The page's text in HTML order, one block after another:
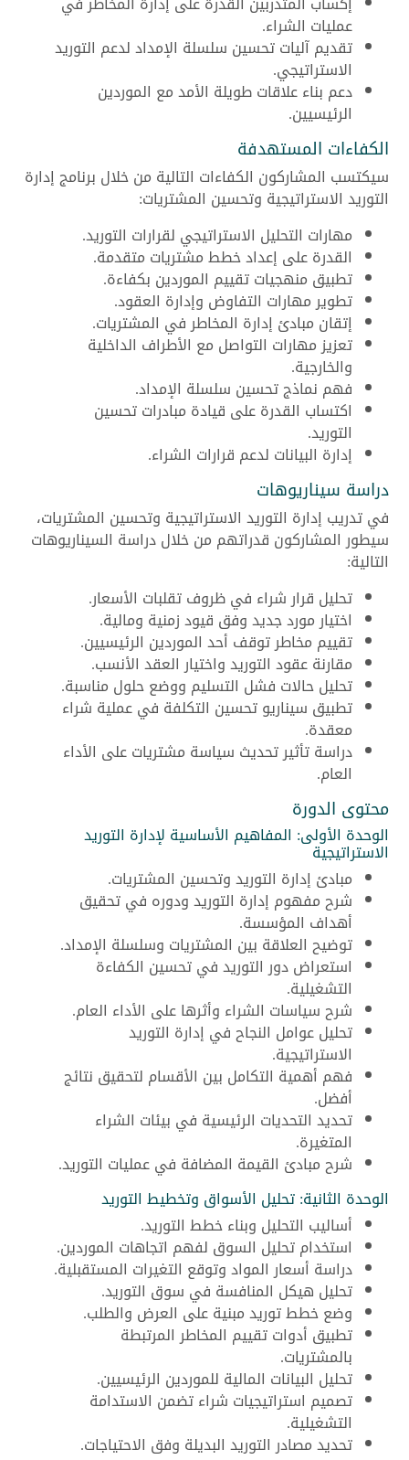
عمليات الشراء.
تقديم آليات تحسين سلسلة الإمداد لدعم التوريد
الاستراتيجي.
دعم بناء علاقات طويلة الأمد مع الموردين
الرئيسيين.
الكفاءات المستهدفة
سيكتسب المشاركون الكفاءات التالية من خلال برنامج إدارة
التوريد الاستراتيجية وتحسين المشتريات:
مهارات التحليل الاستراتيجي لقرارات التوريد.
القدرة على إعداد خطط مشتريات متقدمة.
تطبيق منهجيات تقييم الموردين بكفاءة.
تطوير مهارات التفاوض وإدارة العقود.
إتقان مبادئ إدارة المخاطر في المشتريات.
تعزيز مهارات التواصل مع الأطراف الداخلية
والخارجية.
فهم نماذج تحسين سلسلة الإمداد.
اكتساب القدرة على قيادة مبادرات تحسين
التوريد.
إدارة البيانات لدعم قرارات الشراء.
دراسة سيناريوهات
في تدريب إدارة التوريد الاستراتيجية وتحسين المشتريات،
سيطور المشاركون قدراتهم من خلال دراسة السيناريوهات
التالية:
تحليل قرار شراء في ظروف تقلبات الأسعار.
اختيار مورد جديد وفق قيود زمنية ومالية.
تقييم مخاطر توقف أحد الموردين الرئيسيين.
مقارنة عقود التوريد واختيار العقد الأنسب.
تحليل حالات فشل التسليم ووضع حلول مناسبة.
تطبيق سيناريو تحسين التكلفة في عملية شراء
معقدة.
دراسة تأثير تحديث سياسة مشتريات على الأداء
العام.
محتوى الدورة
الوحدة الأولى: المفاهيم الأساسية لإدارة التوريد
الاستراتيجية
مبادئ إدارة التوريد وتحسين المشتريات.
شرح مفهوم إدارة التوريد ودوره في تحقيق
أهداف المؤسسة.
توضيح العلاقة بين المشتريات وسلسلة الإمداد.
استعراض دور التوريد في تحسين الكفاءة
التشغيلية.
شرح سياسات الشراء وأثرها على الأداء العام.
تحليل عوامل النجاح في إدارة التوريد
الاستراتيجية.
فهم أهمية التكامل بين الأقسام لتحقيق نتائج
أفضل.
تحديد التحديات الرئيسية في بيئات الشراء
المتغيرة.
شرح مبادئ القيمة المضافة في عمليات التوريد.
الوحدة الثانية: تحليل الأسواق وتخطيط التوريد
أساليب التحليل وبناء خطط التوريد.
استخدام تحليل السوق لفهم اتجاهات الموردين.
دراسة أسعار المواد وتوقع التغيرات المستقبلية.
تحليل هيكل المنافسة في سوق التوريد.
وضع خطط توريد مبنية على العرض والطلب.
تطبيق أدوات تقييم المخاطر المرتبطة
بالمشتريات.
تحليل البيانات المالية للموردين الرئيسيين.
تصميم استراتيجيات شراء تضمن الاستدامة
التشغيلية.
تحديد مصادر التوريد البديلة وفق الاحتياجات.